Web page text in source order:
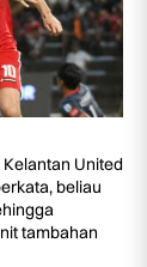
United
beliau
tambahan